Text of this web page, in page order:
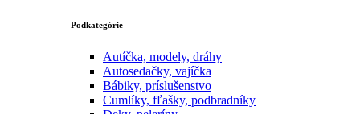
Podkategórie
Autíčka, modely, dráhy
Autosedačky, vajíčka
Bábiky, príslušenstvo
Cumlíky, fľašky, podbradníky